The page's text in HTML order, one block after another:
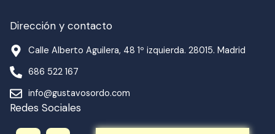
Dirección y contacto
Calle Alberto Aguilera, 48 1º izquierda. 28015. Madrid
686 522 167
info@gustavosordo.com
Redes Sociales